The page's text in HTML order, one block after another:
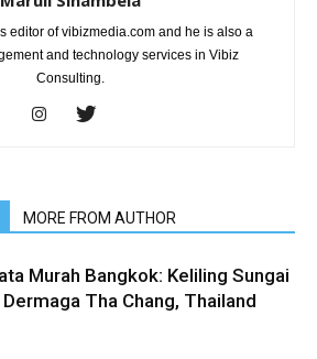
editor of vibizmedia.com and he is also a
and technology services in Vibiz
Consulting.
MORE FROM AUTHOR
Murah Bangkok: Keliling Sungai
Tha Chang, Thailand